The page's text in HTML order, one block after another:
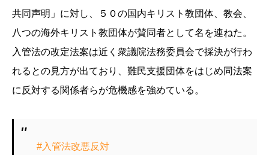
共同声明」に対し、５０の国内キリスト教団体、教会、
八つの海外キリスト教団体が賛同者として名を連ねた。
入管法の改定法案は近く衆議院法務委員会で採決が行わ
れるとの見方が出ており
、難民支援団体をはじめ同法案
に反対する関係者らが危機感を強めている。
#入管法改悪反対